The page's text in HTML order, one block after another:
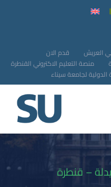
قدم الان
العريش
منصة التعليم الاكتروني القنطرة
الدولية لجامعة سيناء
– قنطرة